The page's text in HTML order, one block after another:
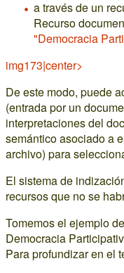
a través de un
Recurso
"Democracia
img173|center>
De este modo, puede
(entrada por un
interpretaciones del
semántico asociado a
archivo) para
El sistema de
recursos que no se
Tomemos el ejemplo
Democracia
Para profundizar en el